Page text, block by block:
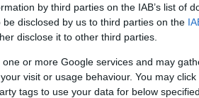
by third parties on the IAB’s list of
disclosed by us to third parties on the
disclose it to other third parties.
or more Google services and may
visit or usage behaviour. You may
tags to use your data for below
για τον